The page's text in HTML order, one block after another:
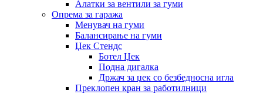
Алатки за вентили за гуми
Опрема за гаража
Менувач на гуми
Балансирање на гуми
Џек Стендс
Ботел Џек
Подна дигалка
Држач за џек со безбедносна игла
Преклопен кран за работилници